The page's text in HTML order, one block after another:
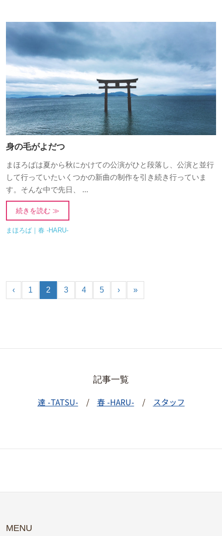
身の毛がよだつ
まほろばは夏から秋にかけての公演がひと段落し、公演と並行
して行っていたいくつかの新曲の制作を引き続き行っていま
す。そんな中で先日、 ...
続きを読む ≫
まほろば｜春 -HARU-
‹ 1 2 3 4 5 › »
記事一覧
達 -TATSU- / 春 -HARU- / スタッフ
MENU